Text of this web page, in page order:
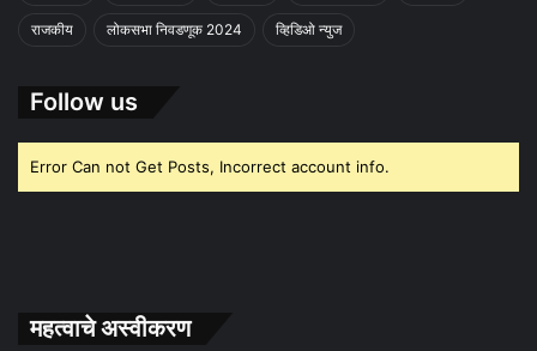
राजकीय लोकसभा निवडणूक 2024 व्हिडिओ न्युज
Follow us
Error Can not Get Posts, Incorrect account info.
महत्वाचे अस्वीकरण